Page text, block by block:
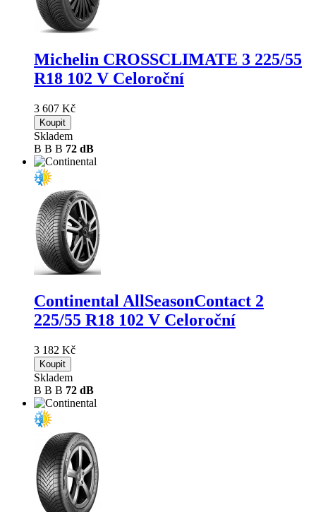
Michelin CROSSCLIMATE 3 225/55
R18 102 V Celoroční
3 607 Kč
Koupit
Skladem
B B B 72 dB
Continental AllSeasonContact 2
225/55 R18 102 V Celoroční
3 182 Kč
Koupit
Skladem
B B B 72 dB